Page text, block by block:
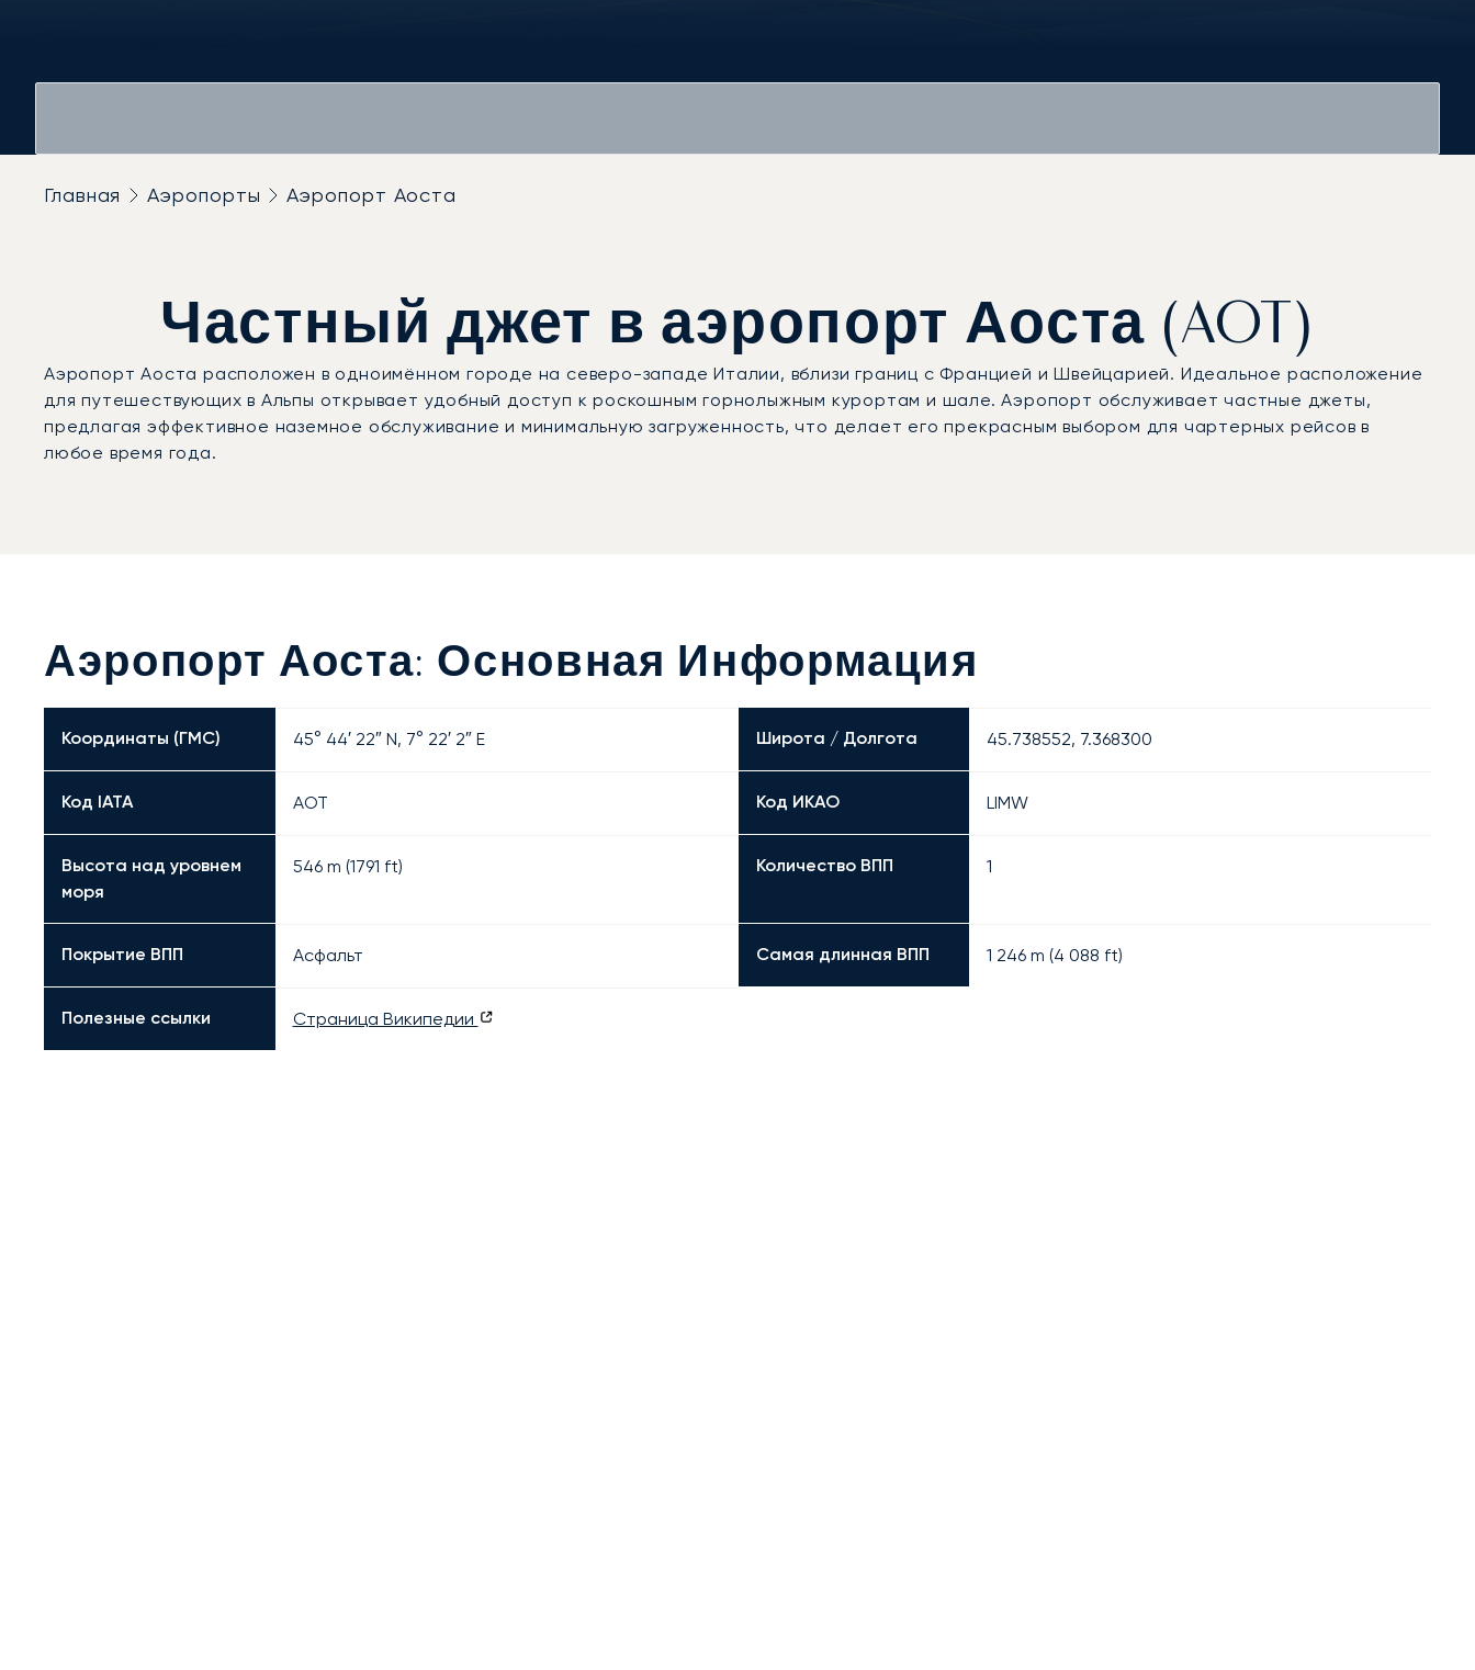
Главная Аэропорты Аэропорт Аоста
Частный джет в аэропорт Аоста (AOT)
Аэропорт Аоста расположен в одноимённом городе на северо-западе Италии, вблизи границ с Францией и Швейцарией. Идеальное расположение
для путешествующих в Альпы открывает удобный доступ к роскошным горнолыжным курортам и шале. Аэропорт обслуживает частные джеты,
предлагая эффективное наземное обслуживание и минимальную загруженность, что делает его прекрасным выбором для чартерных рейсов в
любое время года.
Аэропорт Аоста: Основная Информация
Координаты (ГМС) 45° 44′ 22″ N, 7° 22′ 2″ E Широта / Долгота 45.738552, 7.368300
Код IATA AOT Код ИКАО LIMW
Высота над уровнем
моря
546 m (1791 ft) Количество ВПП 1
Покрытие ВПП Асфальт Самая длинная ВПП 1 246 m (4 088 ft)
Полезные ссылки Страница Википедии